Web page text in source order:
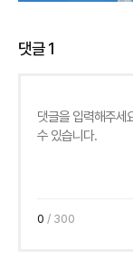
댓글1
0 / 300